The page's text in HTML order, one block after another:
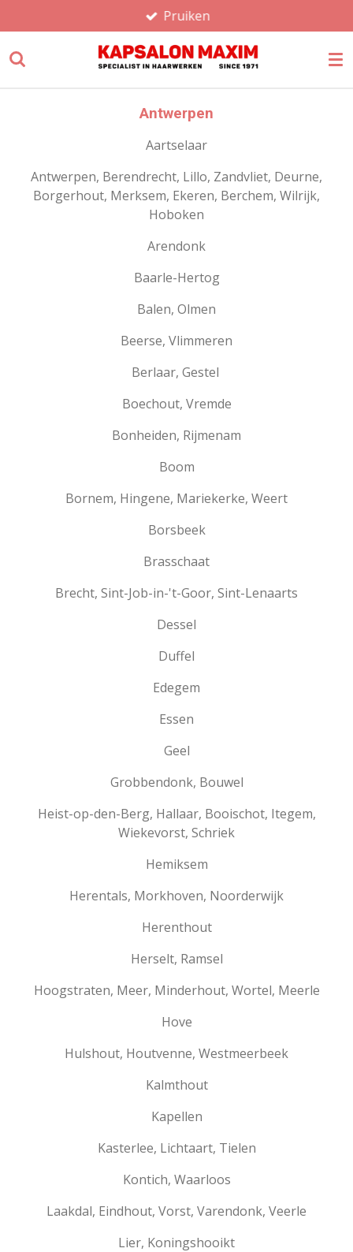
direct
naar
Pruiken
Antwerpen
Aartselaar
Antwerpen, Berendrecht, Lillo, Zandvliet, Deurne,
Borgerhout, Merksem, Ekeren, Berchem, Wilrijk,
Hoboken
Arendonk
Baarle-Hertog
Balen, Olmen
Beerse, Vlimmeren
Berlaar, Gestel
Boechout, Vremde
Bonheiden, Rijmenam
Boom
Bornem, Hingene, Mariekerke, Weert
Borsbeek
Brasschaat
Brecht, Sint-Job-in-'t-Goor, Sint-Lenaarts
Dessel
Duffel
Edegem
Essen
Geel
Grobbendonk, Bouwel
Heist-op-den-Berg, Hallaar, Booischot, Itegem,
Wiekevorst, Schriek
Hemiksem
Herentals, Morkhoven, Noorderwijk
Herenthout
Herselt, Ramsel
Hoogstraten, Meer, Minderhout, Wortel, Meerle
Hove
Hulshout, Houtvenne, Westmeerbeek
Kalmthout
Kapellen
Kasterlee, Lichtaart, Tielen
Kontich, Waarloos
Laakdal, Eindhout, Vorst, Varendonk, Veerle
Lier, Koningshooikt